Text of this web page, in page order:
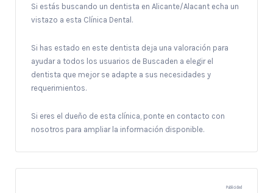
Si estás buscando un dentista en Alicante/Alacant echa un
vistazo a esta Clínica Dental.
Si has estado en este dentista deja una valoración para
ayudar a todos los usuarios de Buscaden a elegir el
dentista que mejor se adapte a sus necesidades y
requerimientos.
Si eres el dueño de esta clínica, ponte en contacto con
nosotros para ampliar la información disponible.
Publicidad